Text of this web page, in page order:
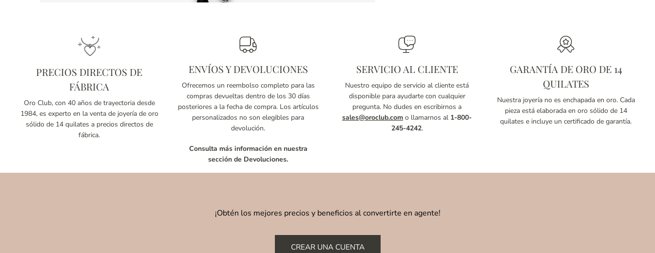
PRECIOS DIRECTOS DE
FÁBRICA
Oro Club, con 40 años de trayectoria desde
1984, es experto en la venta de joyería de oro
sólido de 14 quilates a precios directos de
fábrica.
ENVÍOS Y DEVOLUCIONES
Ofrecemos un reembolso completo para las
compras devueltas dentro de los 30 días
posteriores a la fecha de compra. Los artículos
personalizados no son elegibles para
devolución.
Consulta más información en nuestra
sección de Devoluciones.
SERVICIO AL CLIENTE
Nuestro equipo de servicio al cliente está
disponible para ayudarte con cualquier
pregunta. No dudes en escribirnos a
sales@oroclub.com o llamarnos al 1-800-
245-4242.
GARANTÍA DE ORO DE 14
QUILATES
Nuestra joyería no es enchapada en oro. Cada
pieza está elaborada en oro sólido de 14
quilates e incluye un certificado de garantía.
¡Obtén los mejores precios y beneficios al convertirte en agente!
CREAR UNA CUENTA